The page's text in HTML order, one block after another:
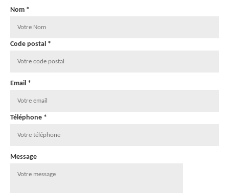
Nom *
Code postal *
Email *
Téléphone *
Message